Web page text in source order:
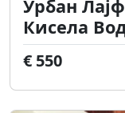
Урбан
Кисела
€ 550